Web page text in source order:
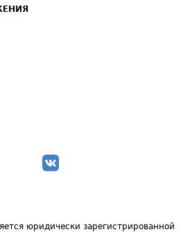
юридически зарегистрированной